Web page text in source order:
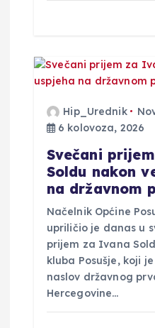
Hip_Urednik
6 kolovoza, 2026
Svečani
Soldu nakon
na državnom
Načelnik Općine
upriličio je danas u
prijem za Ivana
kluba Posušje, koji
naslov državnog
Hercegovine…